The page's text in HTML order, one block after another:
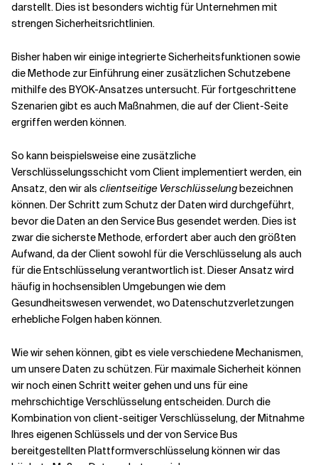
darstellt. Dies ist besonders wichtig für Unternehmen mit
strengen Sicherheitsrichtlinien.
Bisher haben wir einige integrierte Sicherheitsfunktionen sowie
die Methode zur Einführung einer zusätzlichen Schutzebene
mithilfe des BYOK-Ansatzes untersucht. Für fortgeschrittene
Szenarien gibt es auch Maßnahmen, die auf der Client-Seite
ergriffen werden können.
So kann beispielsweise eine zusätzliche
Verschlüsselungsschicht vom Client implementiert werden, ein
Ansatz, den wir als clientseitige Verschlüsselungbezeichnen
können. Der Schritt zum Schutz der Daten wird durchgeführt,
bevor die Daten an den Service Bus gesendet werden. Dies ist
zwar die sicherste Methode, erfordert aber auch den größten
Aufwand, da der Client sowohl für die Verschlüsselung als auch
für die Entschlüsselung verantwortlich ist. Dieser Ansatz wird
häufig in hochsensiblen Umgebungen wie dem
Gesundheitswesen verwendet, wo Datenschutzverletzungen
erhebliche Folgen haben können.
Wie wir sehen können, gibt es viele verschiedene Mechanismen,
um unsere Daten zu schützen. Für maximale Sicherheit können
wir noch einen Schritt weiter gehen und uns für eine
mehrschichtige Verschlüsselung entscheiden. Durch die
Kombination von client-seitiger Verschlüsselung, der Mitnahme
Ihres eigenen Schlüssels und der von Service Bus
bereitgestellten Plattformverschlüsselung können wir das